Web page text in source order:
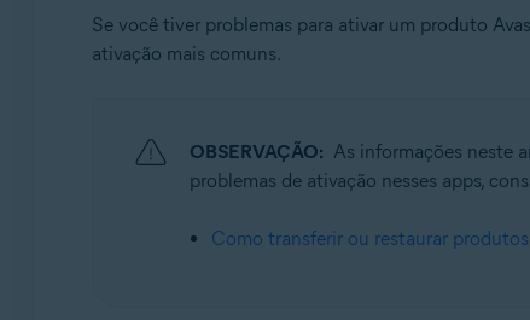
Produtos:
Todos os produtos pagos da Avast
Todos os sistemas operacionais compatíveis
Se você tiver problemas para ativar um produto
ativação mais comuns.
OBSERVAÇÃO: As informações neste
problemas de ativação nesses apps,
Como transferir ou restaurar